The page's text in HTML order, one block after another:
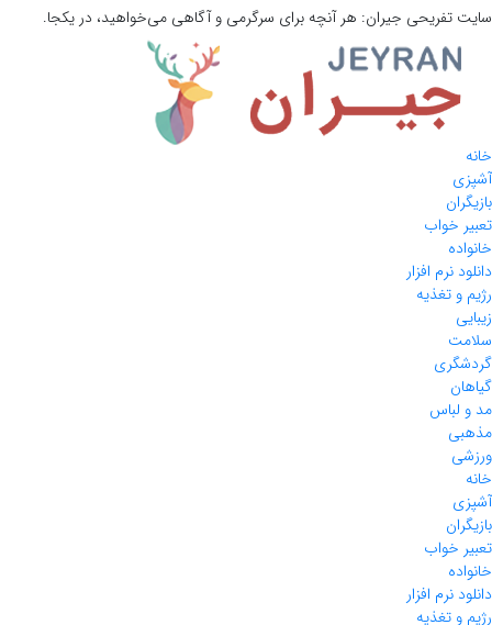
سایت تفریحی جیران: هر آنچه برای سرگرمی و آگاهی می‌خواهید، در یکجا.
خانه
آشپزی
بازیگران
تعبیر خواب
خانواده
دانلود نرم افزار
رژیم و تغذیه
زیبایی
سلامت
گردشگری
گیاهان
مد و لباس
مذهبی
ورزشی
خانه
آشپزی
بازیگران
تعبیر خواب
خانواده
دانلود نرم افزار
رژیم و تغذیه